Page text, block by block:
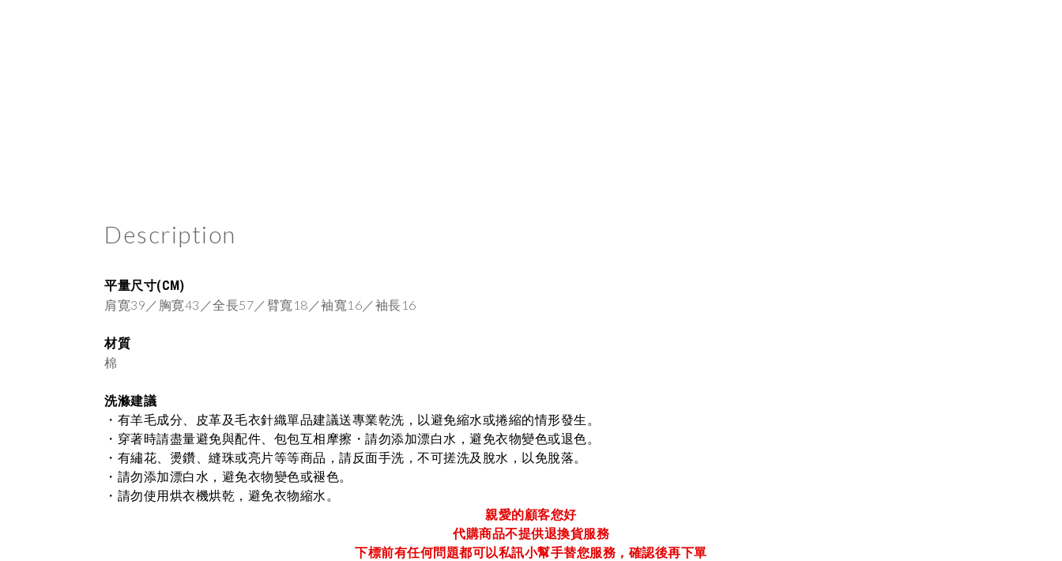
Description
平量尺寸(CM)
肩寛39／胸寛43／全長57／臂寬18／袖寬16／袖長16
材質
棉
洗滌建議
・ 有羊毛成分、皮革及毛衣針織單品建議送專業乾洗，以避免縮水或捲縮的情形發生。
・ 穿著時請盡量避免與配件、包包互相摩擦 ・ 請勿添加漂白水，避免衣物變色或退色。
・ 有繡花、燙鑽、縫珠或亮片等等商品，請反面手洗，不可搓洗及脫水，以免脫落。
・ 請勿添加漂白水，避免衣物變色或褪色。
・請勿使用烘衣機烘乾，避免衣物縮水。
親愛的顧客您好
代購商品不提供退換貨服務
下標前有任何問題都可以私訊小幫手替您服務，確認後再下單